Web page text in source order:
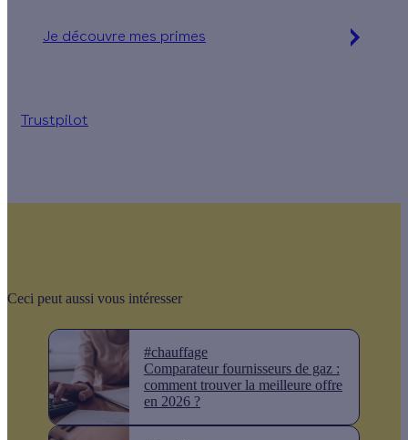
Je découvre mes primes
Trustpilot
Ceci peut aussi vous intéresser
#chauffage
Comparateur fournisseurs de gaz :
comment trouver la meilleure offre
en 2026 ?